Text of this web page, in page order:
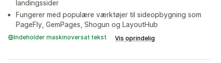
landingssider
Fungerer med populære værktøjer til sideopbygning som
PageFly, GemPages, Shogun og LayoutHub
Indeholder maskinoversat tekst Vis oprindelig